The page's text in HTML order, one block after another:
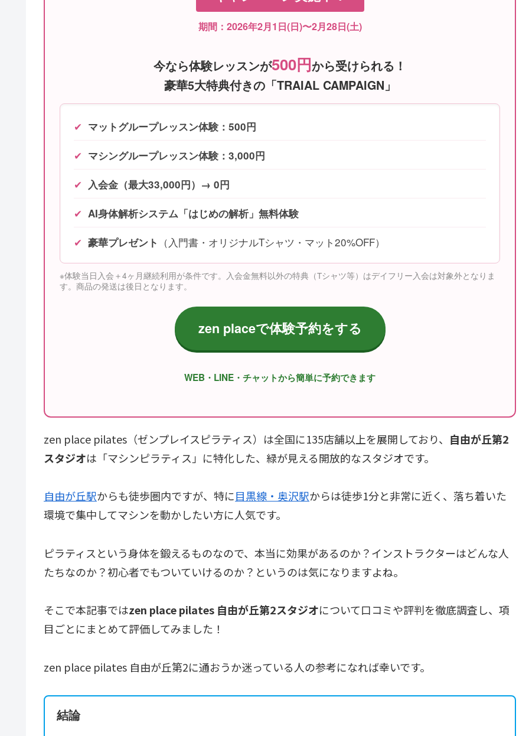
期間：2026年2月1日(日)〜2月28日(土)
今なら体験レッスンが500円から受けられる！
豪華5大特典付きの「TRAIAL CAMPAIGN」
✔ マットグループレッスン体験：500円
✔ マシングループレッスン体験：3,000円
✔ 入会金（最大33,000円）→ 0円
✔ AI身体解析システム「はじめの解析」無料体験
✔ 豪華プレゼント （入門書・オリジナルTシャツ・マット20%OFF）
※体験当日入会＋4ヶ月継続利用が条件です。入会金無料以外の特典（Tシャツ等）はデイフリー入会は対象外となりま
す。商品の発送は後日となります。
zen placeで体験予約をする
WEB・LINE・チャットから簡単に予約できます
zen place pilates（ゼンプレイスピラティス）は全国に135店舗以上を展開しており、 自由が丘第2
スタジオは「マシンピラティス」に特化した、緑が見える開放的なスタジオです。
自由が丘駅からも徒歩圏内ですが、特に目黒線・奥沢駅からは徒歩1分と非常に近く、落ち着いた
環境で集中してマシンを動かしたい方に人気です。
ピラティスという身体を鍛えるものなので、本当に効果があるのか？インストラクターはどんな人
たちなのか？初心者でもついていけるのか？というのは気になりますよね。
そこで本記事ではzen place pilates 自由が丘第2スタジオについて口コミや評判を徹底調査し、項
目ごとにまとめて評価してみました！
zen place pilates 自由が丘第2に通おうか迷っている人の参考になれば幸いです。
結論